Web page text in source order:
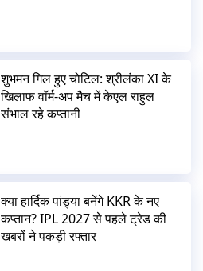
शुभमन गिल हुए चोटिल: श्रीलंका XI के
खिलाफ वॉर्म-अप मैच में केएल राहुल
संभाल रहे कप्तानी
क्या हार्दिक पांड्या बनेंगे KKR के नए
कप्तान? IPL 2027 से पहले ट्रेड की
खबरों ने पकड़ी रफ्तार